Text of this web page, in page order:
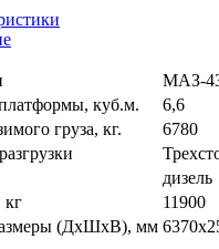
МАЗ-
куб.м.
6,6
груза, кг.
6780
дизель
кг
11900
(ДхШхВ), мм